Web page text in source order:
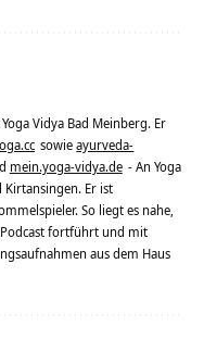
Vidya Bad Meinberg. Er
sowieayurveda-
mein.yoga-vidya.de - An Yoga
Er ist
So liegt es nahe,
fortführt und mit
aus dem Haus